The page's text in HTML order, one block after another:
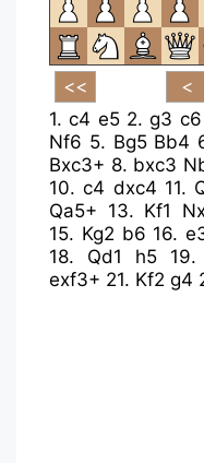
1.c4 e5 2.g3 c6
Nf6 5. Bg5 Bb4
Bxc3+ 8. bxc3
10.c4 dxc4 11.
Qa5+ 13. Kf1
15. Kg2 b6 16.
18. Qd1 h5
exf3+ 21. Kf2 g4